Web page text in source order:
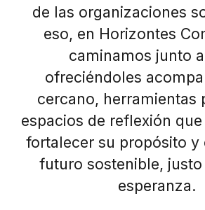
de las organizaciones
eso, en Horizontes
caminamos junto
ofreciéndoles
cercano, herramientas
espacios de reflexión
fortalecer su propósito y
futuro sostenible,
esperanza.